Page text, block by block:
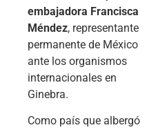
embajadora Francisca
Méndez, representante
permanente de México
ante los organismos
internacionales en
Ginebra.
Como país que albergó